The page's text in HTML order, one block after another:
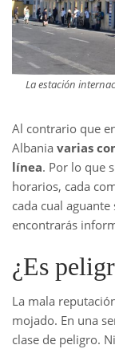
La estación
Al contrario que
Albania varias
línea. Por lo que
horarios, cada
cada cual
encontrarás
¿Es
La mala
mojado. En una
clase de peligro.